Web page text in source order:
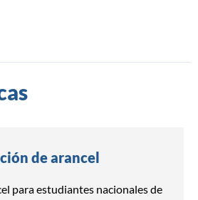
de arancel
para estudiantes nacionales de